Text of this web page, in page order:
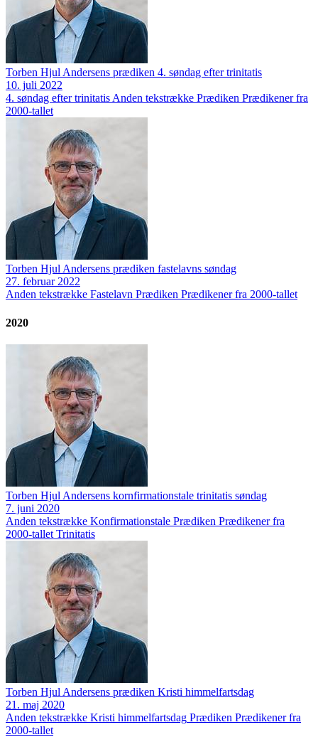
Torben Hjul Andersens prædiken 4. søndag efter trinitatis
10. juli 2022
4. søndag efter trinitatisAnden tekstrække Prædiken Prædikener fra
2000-tallet
Torben Hjul Andersens prædiken fastelavns søndag
27. februar 2022
Anden tekstrække Fastelavn Prædiken Prædikener fra 2000-tallet
2020
Torben Hjul Andersens kornfirmationstale trinitatis søndag
7. juni 2020
Anden tekstrække Konfirmationstale Prædiken Prædikener fra
2000-tallet Trinitatis
Torben Hjul Andersens prædiken Kristi himmelfartsdag
21. maj 2020
Anden tekstrække Kristi himmelfartsdag Prædiken Prædikener fra
2000-tallet